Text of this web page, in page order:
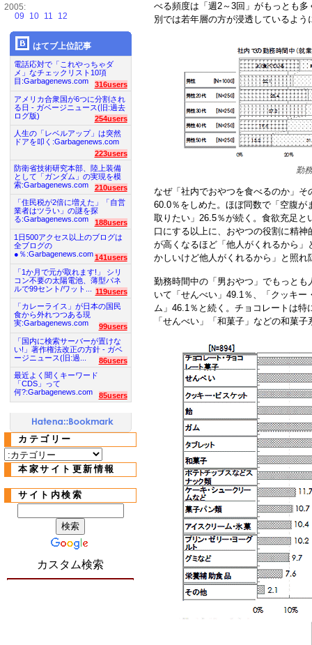
べる頻度は「週2～3回」がもっとも
別では若年層の方が浸透しているよう
勤
なぜ「社内でおやつを食べるのか」
60.0％をしめた。ほぼ同数で「空腹
取りたい」26.5％が続く。食欲充足
口にする以上に、おやつの役割に精
が高くなるほど「他人がくれるから
かしいけど他人がくれるから」と照
勤務時間中の「男おやつ」でもっと
いて「せんべい」49.1％、「クッキ
ム」46.1％と続く。チョコレートは
「せんべい」「和菓子」などの和菓
2005:
09
10 11 12
はてブ上位記事
電話応対で「これやっちゃダ
メ」なチェックリスト10項
目:Garbagenews.com
316users
アメリカ合衆国が6つに分割され
る日 - ガベージニュース(旧:過去
ログ版)
254users
人生の「レベルアップ」は突然
ドアを叩く:Garbagenews.com
223users
防衛省技術研究本部、陸上装備
として「ガンダム」の実現を模
索:Garbagenews.com
210users
「住民税が2倍に増えた」「自営
業者はツラい」の謎を探
る:Garbagenews.com
188users
1日500アクセス以上のブログは
全ブログの
●％:Garbagenews.com 141users
「1か月で元が取れます!」 シリ
コン不要の太陽電池、薄型パネ
ルで99セント/ワット...
119users
「カレーライス」が日本の国民
食から外れつつある現
実:Garbagenews.com
99users
「国内に検索サーバーが置けな
い!」著作権法改正の方針 - ガベ
ージニュース(旧:過...
86users
最近よく聞くキーワード
「CDS」って
何?:Garbagenews.com
85users
カテゴリー
本家サイト更新情報
サイト内検索
カスタム検索